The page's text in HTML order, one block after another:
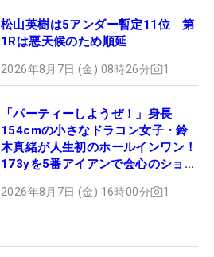
松山英樹は5アンダー暫定11位 第
1Rは悪天候のため順延
2026年8月7日 (金) 08時26分 1
「パーティーしようぜ！」身長
154cmの小さなドラコン女子・鈴
木真緒が人生初のホールインワン！
173yを5番アイアンで会心のショッ
2026年8月7日 (金) 16時00分 1